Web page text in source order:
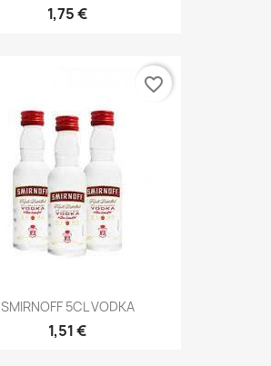
1,75 €
SMIRNOFF 5CL VODKA
1,51 €
favorite_border